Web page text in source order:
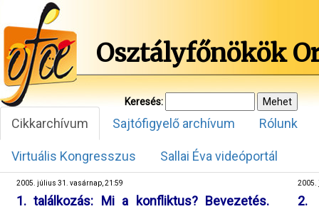
Osztályfőnökök
Keresés:
Cikkarchívum Sajtófigyelő archívum Rólunk
Virtuális Kongresszus Sallai Éva videóportál
2005. július 31. vasárnap, 21:59
1. találkozás: Mi a konfliktus? Bevezetés.
2005.
2.